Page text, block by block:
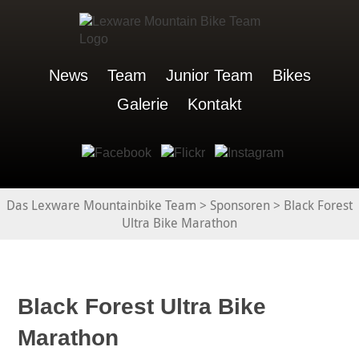
News Team Junior Team
Bikes
Galerie
Kontakt
Das Lexware Mountainbike Team > Sponsoren > Black Forest
Ultra Bike Marathon
Black Forest Ultra Bike
Marathon